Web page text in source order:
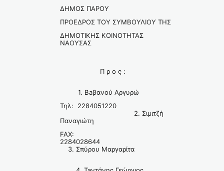
ΔΗΜΟΣ ΠΑΡΟΥ
ΠΡΟΕΔΡΟΣ ΤΟΥ ΣΥΜΒΟΥΛΙΟΥ ΤΗΣ
ΔΗΜΟΤΙΚΗΣ ΚΟΙΝΟΤΗΤΑΣ
ΝΑΟΥΣΑΣ
Π ρ ο ς :
1. Baβανού Αργυρώ
Τηλ: 2284051220
2. Σιμιτζή
Παναγιώτη
FAX:
2284028644
3. Σπύρου Μαργαρίτα